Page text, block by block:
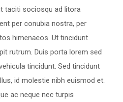
taciti sociosqu ad litora
per conubia nostra, per
himenaeos. Ut tincidunt
rutrum. Duis porta lorem sed
tincidunt. Sed tincidunt
id molestie nibh euismod et.
ac neque nec turpis